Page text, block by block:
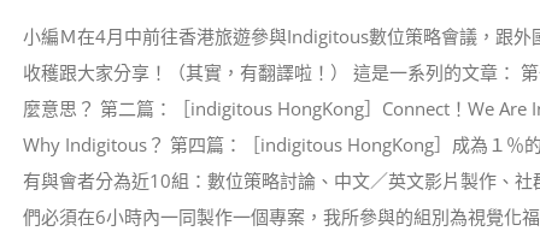
小編Ｍ在4月中前往香港旅遊參與Indigitous數位策略會議，跟
收穫跟大家分享！（其實，有翻譯啦！） 這是一系列的文章：
麼意思？ 第二篇：［indigitous HongKong］Connect！We
Why Indigitous？ 第四篇：［indigitous HongKong］成為１％
有與會者分為近10組：數位策略討論、中文／英文影片製作、
們必須在6小時內一同製作一個專案，我所參與的組別為視覺化